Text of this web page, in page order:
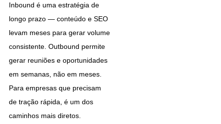
Inbound é uma estratégia de
longo prazo — conteúdo e SEO
levam meses para gerar volume
consistente. Outbound permite
gerar reuniões e oportunidades
em semanas, não em meses.
Para empresas que precisam
de tração rápida, é um dos
caminhos mais diretos.